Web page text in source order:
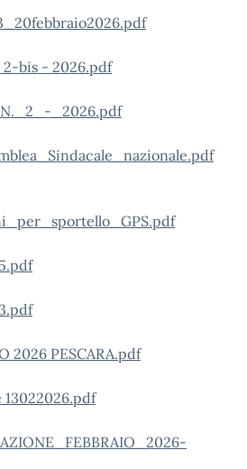
2-bis - 2026.pdf
_2026.pdf
2026 PESCARA.pdf
13022026.pdf